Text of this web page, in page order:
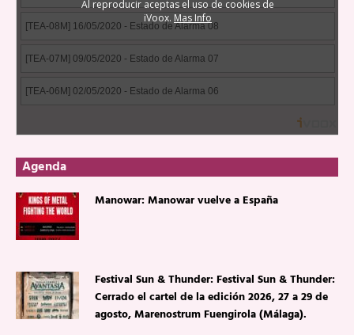
Agenda
Manowar: Manowar vuelve a España
Festival Sun & Thunder: Festival Sun & Thunder:
Cerrado el cartel de la edición 2026, 27 a 29 de
agosto, Marenostrum Fuengirola (Málaga).